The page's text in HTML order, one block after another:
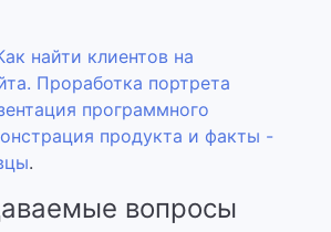
найти клиентов на
Проработка портрета
программного
продукта и факты -
.
вопросы